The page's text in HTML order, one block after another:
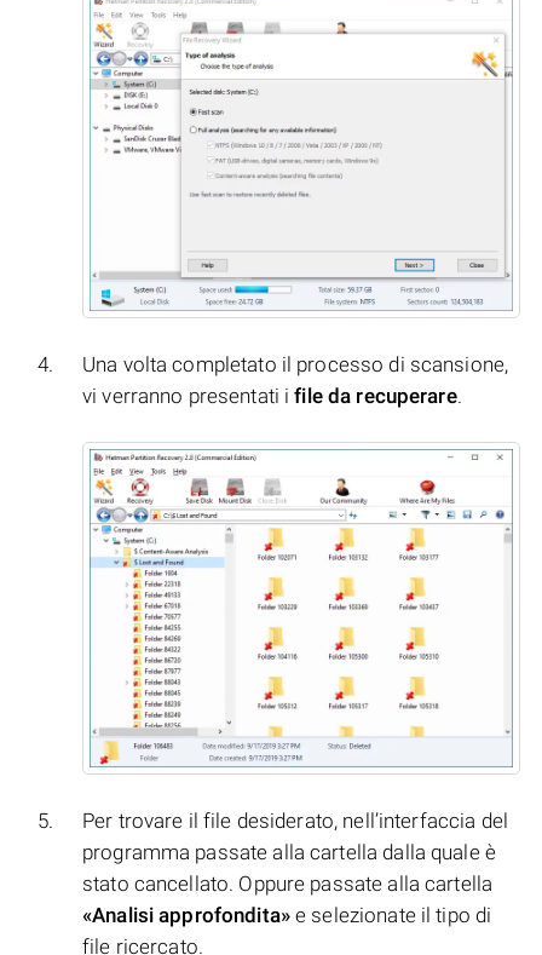
Una volta completato il processo di scansione,
vi verranno presentati ifile da recuperare.
Per trovare il file desiderato, nell’interfaccia del
programma passate alla cartella dalla quale è
stato cancellato. Oppure passate alla cartella
«Analisi approfondita»e selezionate il tipo di
file ricercato.